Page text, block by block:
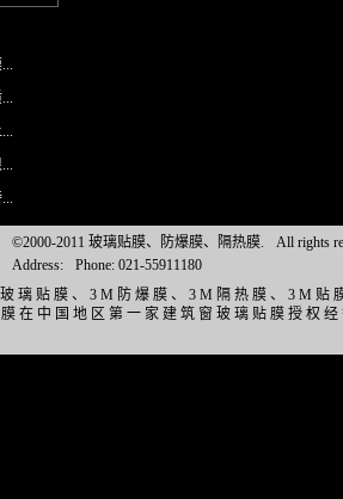
©2000-2011 玻璃贴膜、防爆膜、隔热膜.
All rights
Address:
Phone: 021-55911180
璃贴膜、3M防爆膜、3M隔热膜、3M
在中国地区第一家建筑窗玻璃贴膜授权